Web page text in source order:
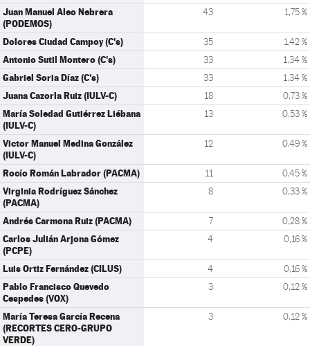
Juan Manuel Aleo Nebrera
(PODEMOS)
43 1,75 %
Dolores Ciudad Campoy (C's) 35 1,42 %
Antonio Sutil Montero (C's) 33 1,34 %
Gabriel Soria Díaz (C's) 33 1,34 %
Juana Cazorla Ruiz (IULV-C) 18 0,73 %
María Soledad Gutiérrez Liébana
(IULV-C)
13 0,53 %
Victor Manuel Medina González
(IULV-C)
12 0,49 %
Rocío Román Labrador (PACMA) 11 0,45 %
Virginia Rodríguez Sánchez
(PACMA)
8 0,33 %
Andrés Carmona Ruiz (PACMA) 7 0,28 %
Carlos Julián Arjona Gómez
(PCPE)
4 0,16 %
Luis Ortiz Fernández (CILUS) 4 0,16 %
Pablo Francisco Quevedo
Cespedes (VOX)
3 0,12 %
María Teresa García Recena
(RECORTES CERO-GRUPO
VERDE)
3 0,12 %